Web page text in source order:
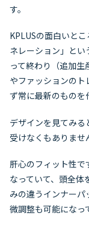
す。
KPLUSの面白いと
ネレーション」と
って終わり（追加
やファッションのト
ず常に最新のものを
デザインを見てみ
受けなくもありませ
肝心のフィット性
なっていて、頭全体
みの違うインナー
微調整も可能になっ